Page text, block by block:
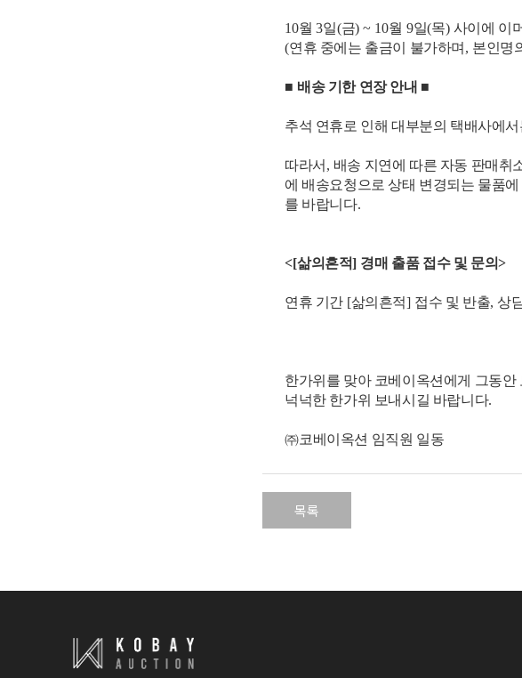
10월3일(금) ~ 10월 9일(목) 사이에 이
(연휴 중에는 출금이 불가하며 , 본인명
■ 배송 기한 연장 안내 ■
추석 연휴로 인해 대부분의 택배사에
따라서 , 배송 지연에 따른 자동 판매취
에 배송요청으로 상태 변경되는 물품에
를 바랍니다.
<[삶의흔적] 경매 출품 접수 및 문의>
연휴 기간 [삶의흔적] 접수 및 반출, 상
한가위를 맞아 코베이옥션에게 그동
넉넉한 한가위 보내시길 바랍니다.
㈜코베이옥션 임직원 일동
목록